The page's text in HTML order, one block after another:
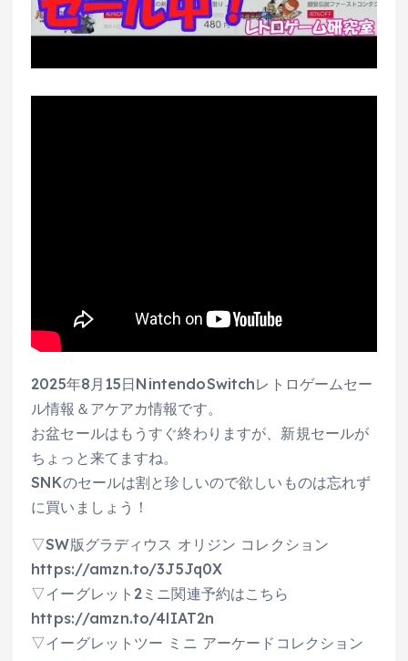
2025年8月15日NintendoSwitchレトロゲームセー
ル情報＆アケアカ情報です。
お盆セールはもうすぐ終わりますが、新規セールが
ちょっと来てますね。
SNKのセールは割と珍しいので欲しいものは忘れず
に買いましょう！
▽SW版グラディウス オリジン コレクション
https://amzn.to/3J5Jq0X
▽イーグレット2ミニ関連予約はこちら
https://amzn.to/4lIAT2n
▽イーグレットツー ミニ アーケードコレクション